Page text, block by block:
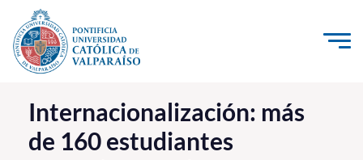
Click acá para ir directamente al contenido
La Universidad
Investigación, Creación e Innovación
Internacionalización: más
de 160 estudiantes